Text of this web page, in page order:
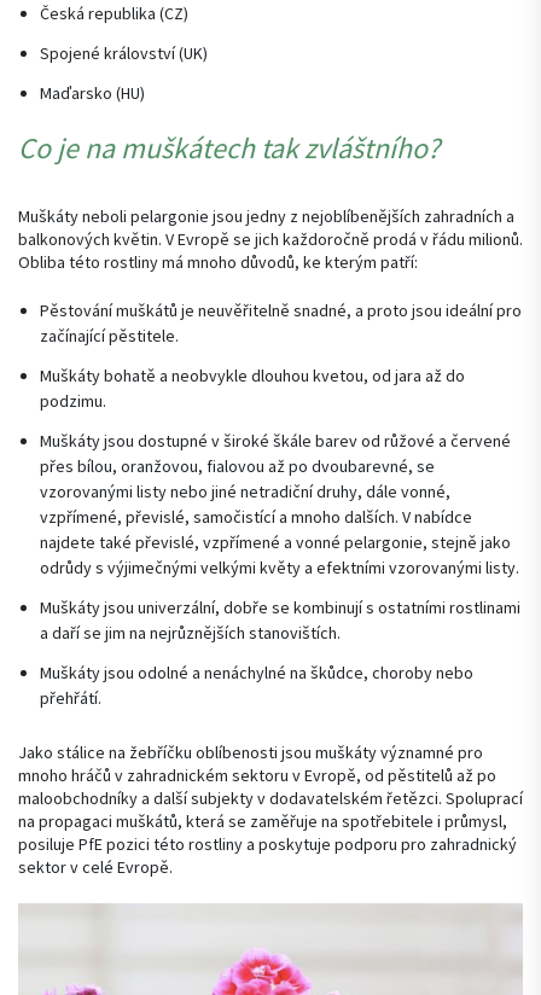
Česká republika (CZ)
Spojené království (UK)
Maďarsko (HU)
Co je na muškátech tak zvláštního?
Muškáty neboli pelargonie jsou jedny z nejoblíbenějších zahradních a
balkonových květin. V Evropě se jich každoročně prodá v řádu milionů.
Obliba této rostliny má mnoho důvodů, ke kterým patří:
Pěstování muškátů je neuvěřitelně snadné, a proto jsou ideální pro
začínající pěstitele.
Muškáty bohatě a neobvykle dlouhou kvetou, od jara až do
podzimu.
Muškáty jsou dostupné v široké škále barev od růžové a červené
přes bílou, oranžovou, fialovou až po dvoubarevné, se
vzorovanými listy nebo jiné netradiční druhy, dále vonné,
vzpřímené, převislé, samočistící a mnoho dalších. V nabídce
najdete také převislé, vzpřímené a vonné pelargonie, stejně jako
odrůdy s výjimečnými velkými květy a efektními vzorovanými listy.
Muškáty jsou univerzální, dobře se kombinují s ostatními rostlinami
a daří se jim na nejrůznějších stanovištích.
Muškáty jsou odolné a nenáchylné na škůdce, choroby nebo
přehřátí.
Jako stálice na žebříčku oblíbenosti jsou muškáty významné pro
mnoho hráčů v zahradnickém sektoru v Evropě, od pěstitelů až po
maloobchodníky a další subjekty v dodavatelském řetězci. Spoluprací
na propagaci muškátů, která se zaměřuje na spotřebitele i průmysl,
posiluje PfE pozici této rostliny a poskytuje podporu pro zahradnický
sektor v celé Evropě.